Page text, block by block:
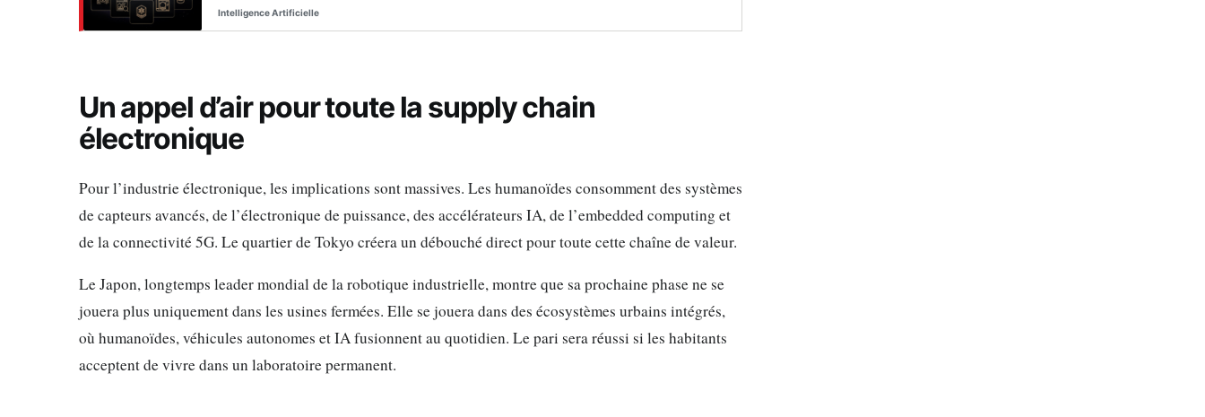
Intelligence Artificielle
Un appel d’air pour toute la supply chain
électronique
Pour l’industrie électronique, les implications sont massives. Les humanoïdes consomment des systèmes
de capteurs avancés, de l’électronique de puissance, des accélérateurs IA, de l’embedded computing et
de la connectivité 5G. Le quartier de Tokyo créera un débouché direct pour toute cette chaîne de valeur.
Le Japon, longtemps leader mondial de la robotique industrielle, montre que sa prochaine phase ne se
jouera plus uniquement dans les usines fermées. Elle se jouera dans des écosystèmes urbains intégrés,
où humanoïdes, véhicules autonomes et IA fusionnent au quotidien. Le pari sera réussi si les habitants
acceptent de vivre dans un laboratoire permanent.